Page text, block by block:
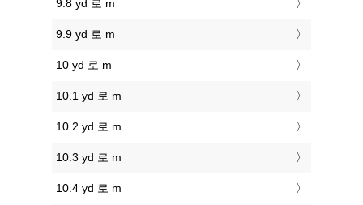
9.8 yd 로 m
9.9 yd 로 m
10 yd 로 m
10.1 yd 로 m
10.2 yd 로 m
10.3 yd 로 m
10.4 yd 로 m